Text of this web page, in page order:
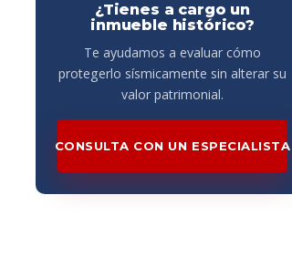
¿Tienes a cargo un
inmueble histórico?
Te ayudamos a evaluar cómo
protegerlo sísmicamente sin alterar su
valor patrimonial.
CONSULTA CON UN ESPECIALISTA